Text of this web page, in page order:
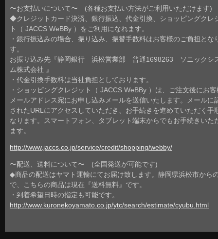
〜お支払いについて〜 (各種お支払い方法がご利用いただけます)
◆クレジットカード決済、銀行振込、代金引換、ショッピングクレ
ト（ JACCS WeBBy ）をご利用になれます。
・銀行振込みの場合、振り込み、振替手数料はお客様のご負担とな
す。
お振り込み先『静岡銀行 浜松営業部 普通1698263 ソニックシ
ム株式会社 』
・代金引換手数料は当社負担としております。
・ショッピングクレジット（ JACCS WeBBy ）は、ご注文後にお
メールアドレス宛にお申し込みメールを送信いたします。メールに
されたURLにアクセスしていただき、お手続きを進めていただく手
なります。スマートフォン、タブレット端末からでもお手続きいた
ます。
http://www.jaccs.co.jp/service/credit/shopping/webby/
〜配送、送料について〜 (全国発送が可能です)
◆商品の配送はヤマト運輸にてお届け致します。静岡県浜松市から
で、こちらの商品は現在『送料無料』です。
・到着希望日時の指定も可能です。
http://www.kuronekoyamato.co.jp/ytc/search/estimate/cyubu.html